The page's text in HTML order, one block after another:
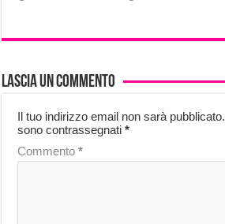
Lascia un commento
Il tuo indirizzo email non sarà pubblicato.
sono contrassegnati*
Commento*